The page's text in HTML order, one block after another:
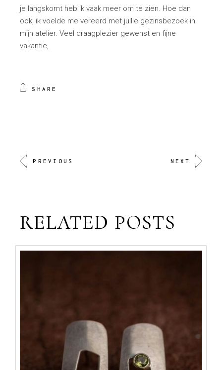
je langskomt heb ik vaak meer om te zien. Hoe dan
ook, ik voelde me vereerd met jullie gezinsbezoek in
mijn atelier. Veel draagplezier gewenst en fijne
vakantie,
SHARE
PREVIOUS NEXT
RELATED POSTS